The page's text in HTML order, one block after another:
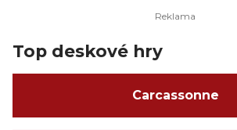
Top deskové hry
Carcassonne